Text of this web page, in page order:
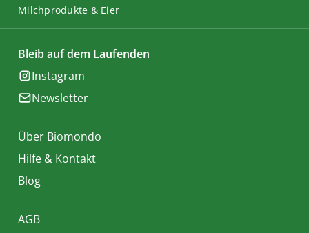
Milchprodukte & Eier
Bleib auf dem Laufenden
Instagram
Newsletter
Über Biomondo
Hilfe & Kontakt
Blog
AGB